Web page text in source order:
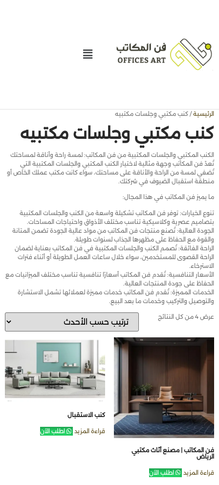
الرئيسية/ كنب مكتبي وجلسات مكتبيه
كنب مكتبي وجلسات مكتبيه
الكنب المكتبي والجلسات المكتبية من فن المكاتب: لمسة راحة وأناقة لمساحتك
تُعدّ فن المكاتب وجهة مثالية لاختيار الكنب المكتبي والجلسات المكتبية التي
تُضفي لمسة من الراحة والأناقة على مساحتك، سواء كانت مكتب عملك الخاص أو
منطقة استقبال الضيوف في شركتك.
ما يميز فن المكاتب في هذا المجال:
تنوع الخيارات: توفر فن المكاتب تشكيلة واسعة من الكنب والجلسات المكتبية
بتصاميم عصرية وكلاسيكية تناسب مختلف الأذواق واحتياجات المساحات.
الجودة العالية: تُصنع منتجات فن المكاتب من مواد عالية الجودة تضمن المتانة
والقوة مع الحفاظ على مظهرها الجذاب لسنوات طويلة.
الراحة الفائقة: تُصمم الكنب والجلسات المكتبية في فن المكاتب بعناية لضمان
الراحة القصوى للمستخدمين، سواء خلال ساعات العمل الطويلة أو أثناء فترات
الاسترخاء.
الأسعار التنافسية: تُقدم فن المكاتب أسعارًا تنافسية تناسب مختلف الميزانيات مع
الحفاظ على جودة المنتجات العالية.
الخدمات المميزة: تُقدم فن المكاتب خدمات مميزة لعملائها تشمل الاستشارة
والتوصيل والتركيب وخدمات ما بعد البيع.
عرض ⁦4⁩ من كل النتائج
فن المكاتب | مصنع أثاث مكتبي
الرياض
قراءة المزيد اطلب الآن
كنب الاستقبال
قراءة المزيد اطلب الآن